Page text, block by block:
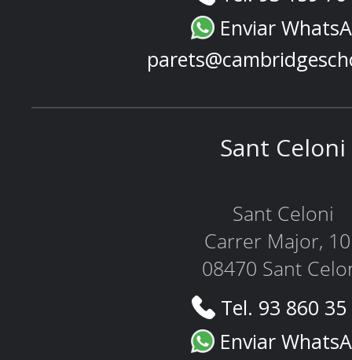
Enviar
Sant Celoni
Sant Celoni
Carrer Major,
08470 Sant
Tel. 93 860
Enviar